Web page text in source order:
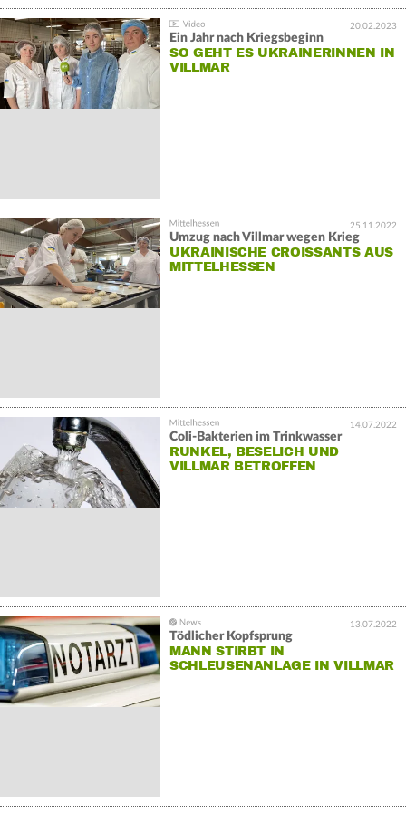
20.02.2023
Ein Jahr nach Kriegsbeginn
SO GEHT ES UKRAINERINNEN IN
VILLMAR
25.11.2022
Umzug nach Villmar wegen Krieg
UKRAINISCHE CROISSANTS AUS
MITTELHESSEN
14.07.2022
Coli-Bakterien im Trinkwasser
RUNKEL, BESELICH UND
VILLMAR BETROFFEN
13.07.2022
Tödlicher Kopfsprung
MANN STIRBT IN
SCHLEUSENANLAGE IN VILLMAR